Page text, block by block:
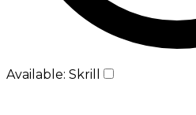
Available: Skrill